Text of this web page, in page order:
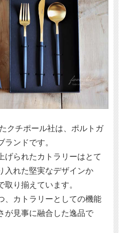
クチポール社は、ポルトガ
ランドです。
げられたカトラリーはとて
入れた堅実なデザインか
取り揃えています。
、カトラリーとしての機能
が見事に融合した逸品で